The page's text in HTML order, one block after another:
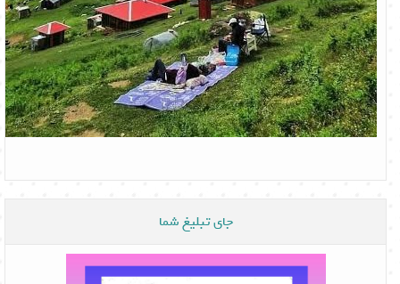
جای تبلیغ شما